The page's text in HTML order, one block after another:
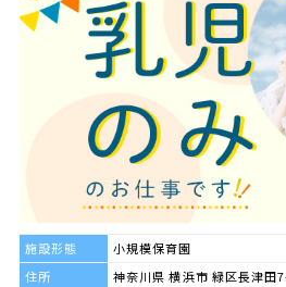
施設形態
小規模保育園
住所
神奈川県 横浜市 緑区長津田